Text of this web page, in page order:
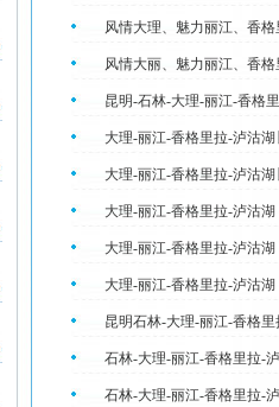
风情大理、魅力丽江、香
风情大丽、魅力丽江、香
昆明-石林-大理-丽江-香格
大理-丽江-香格里拉-泸沽
大理-丽江-香格里拉-泸沽
大理-丽江-香格里拉-泸沽湖
大理-丽江-香格里拉-泸沽
大理-丽江-香格里拉-泸沽
昆明石林-大理-丽江-香格
石林-大理-丽江-香格里拉-
石林-大理-丽江-香格里拉-